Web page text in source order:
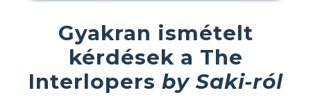
Gyakran ismételt
kérdések a The
Interlopers by Saki-ról